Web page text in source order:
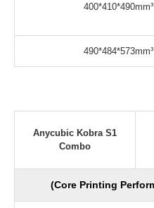
400*410*490mm³
490*484*573mm³
Anycubic Kobra S1
Combo